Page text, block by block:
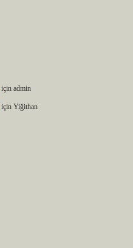
için admin
için Yiğithan